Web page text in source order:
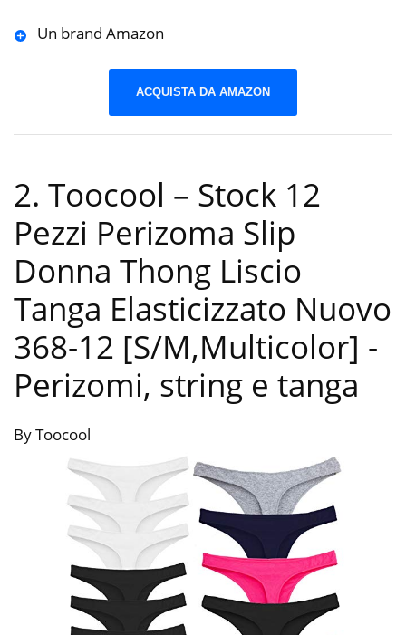
Un brand Amazon
ACQUISTA DA AMAZON
2. Toocool – Stock 12
Pezzi Perizoma Slip
Donna Thong Liscio
Tanga Elasticizzato Nuovo
368-12 [S/M,Multicolor] -
Perizomi, string e tanga
By Toocool